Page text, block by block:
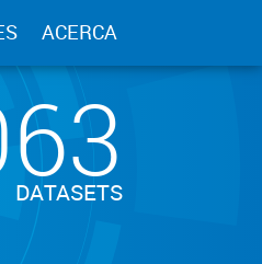
ACERCA
DATASETS